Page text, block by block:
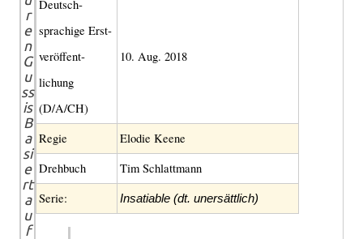
r
e
n
G
u
ss
is
B
a
si
e
rt
a
u
f
Deutsch­
sprachige Erst­
veröffent­
lichung
(D/A/CH)
10. Aug. 2018
Regie
Elodie Keene
Drehbuch
Tim Schlattmann
Serie:
Insatiable (dt. unersättlich)